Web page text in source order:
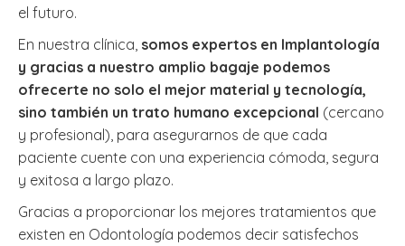
el futuro.
En nuestra clínica, somos expertos en Implantología
y gracias a nuestro amplio bagaje podemos
ofrecerte no solo el mejor material y tecnología,
sino también un trato humano excepcional (cercano
y profesional), para asegurarnos de que cada
paciente cuente con una experiencia cómoda, segura
y exitosa a largo plazo.
Gracias a proporcionar los mejores tratamientos que
existen en Odontología podemos decir satisfechos